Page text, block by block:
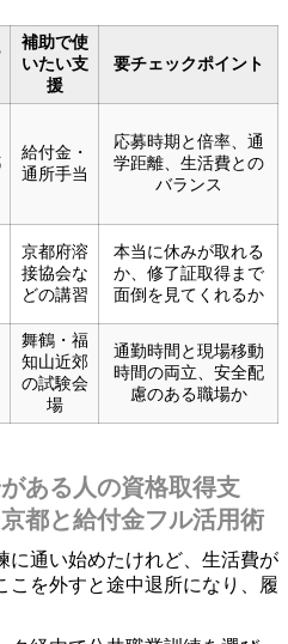
補助で使
いたい支
援
要チェックポイント
給付金・
通所手当
応募時期と倍率、通
学距離、生活費との
バランス
京都府溶
接協会な
どの講習
本当に休みが取れる
か、修了証取得まで
面倒を見てくれるか
舞鶴・福
知山近郊
の試験会
場
通勤時間と現場移動
時間の両立、安全配
慮のある職場か
ある人の資格取得支
都と給付金フル活用術
に通い始めたけれど、生活費が
こを外すと途中退所になり、履